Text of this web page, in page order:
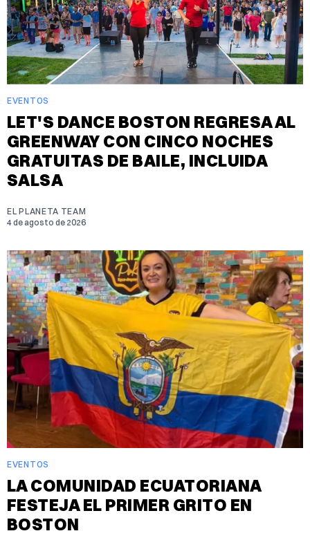
EVENTOS
LET'S DANCE BOSTON REGRESA AL
GREENWAY CON CINCO NOCHES
GRATUITAS DE BAILE, INCLUIDA
SALSA
EL PLANETA TEAM
4 de agosto de 2026
EVENTOS
LA COMUNIDAD ECUATORIANA
FESTEJA EL PRIMER GRITO EN
BOSTON